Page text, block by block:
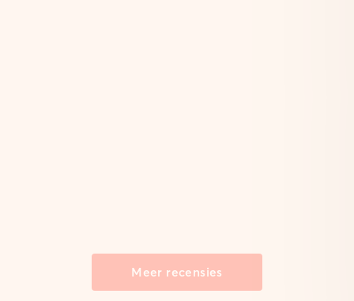
Meer recensies